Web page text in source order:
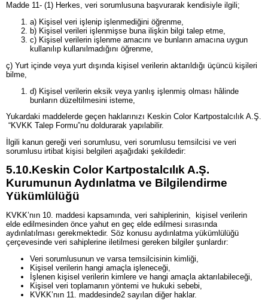
Madde 11- (1) Herkes, veri sorumlusuna başvurarak kendisiyle ilgili;
a) Kişisel veri işlenip işlenmediğini öğrenme,
b) Kişisel verileri işlenmişse buna ilişkin bilgi talep etme,
c) Kişisel verilerin işlenme amacını ve bunların amacına uygun
kullanılıp kullanılmadığını öğrenme,
ç) Yurt içinde veya yurt dışında kişisel verilerin aktarıldığı üçüncü kişileri
bilme,
d) Kişisel verilerin eksik veya yanlış işlenmiş olması hâlinde
bunların düzeltilmesini isteme,
Yukardaki maddelerde geçen haklarınızı Keskin Color Kartpostalcılık A.Ş.
“KVKK Talep Formu”nu doldurarak yapılabilir.
İlgili kanun gereği veri sorumlusu, veri sorumlusu temsilcisi ve veri
sorumlusu irtibat kişisi belgileri aşağıdaki şekildedir:
5.10.Keskin Color Kartpostalcılık A.Ş.
Kurumunun Aydınlatma ve Bilgilendirme
Yükümlülüğü
KVKK’nın 10. maddesi kapsamında, veri sahiplerinin, kişisel verilerin
elde edilmesinden önce yahut en geç elde edilmesi sırasında
aydınlatılması gerekmektedir. Söz konusu aydınlatma yükümlülüğü
çerçevesinde veri sahiplerine iletilmesi gereken bilgiler şunlardır:
Veri sorumlusunun ve varsa temsilcisinin kimliği,
Kişisel verilerin hangi amaçla işleneceği,
İşlenen kişisel verilerin kimlere ve hangi amaçla aktarılabileceği,
Kişisel veri toplamanın yöntemi ve hukuki sebebi,
KVKK’nın 11. maddesinde2 sayılan diğer haklar.